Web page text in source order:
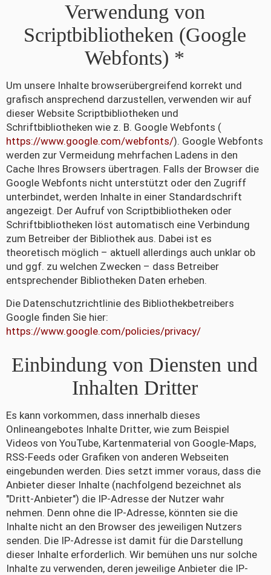
Verwendung von
Scriptbibliotheken (Google
Webfonts) *
Um unsere Inhalte browserübergreifend korrekt und
grafisch ansprechend darzustellen, verwenden wir auf
dieser Website Scriptbibliotheken und
Schriftbibliotheken wie z. B. Google Webfonts (
https://www.google.com/webfonts/). Google Webfonts
werden zur Vermeidung mehrfachen Ladens in den
Cache Ihres Browsers übertragen. Falls der Browser die
Google Webfonts nicht unterstützt oder den Zugriff
unterbindet, werden Inhalte in einer Standardschrift
angezeigt. Der Aufruf von Scriptbibliotheken oder
Schriftbibliotheken löst automatisch eine Verbindung
zum Betreiber der Bibliothek aus. Dabei ist es
theoretisch möglich – aktuell allerdings auch unklar ob
und ggf. zu welchen Zwecken – dass Betreiber
entsprechender Bibliotheken Daten erheben.
Die Datenschutzrichtlinie des Bibliothekbetreibers
Google finden Sie hier:
https://www.google.com/policies/privacy/
Einbindung von Diensten und
Inhalten Dritter
Es kann vorkommen, dass innerhalb dieses
Onlineangebotes Inhalte Dritter, wie zum Beispiel
Videos von YouTube, Kartenmaterial von Google-Maps,
RSS-Feeds oder Grafiken von anderen Webseiten
eingebunden werden. Dies setzt immer voraus, dass die
Anbieter dieser Inhalte (nachfolgend bezeichnet als
"Dritt-Anbieter") die IP-Adresse der Nutzer wahr
nehmen. Denn ohne die IP-Adresse, könnten sie die
Inhalte nicht an den Browser des jeweiligen Nutzers
senden. Die IP-Adresse ist damit für die Darstellung
dieser Inhalte erforderlich. Wir bemühen uns nur solche
Inhalte zu verwenden, deren jeweilige Anbieter die IP-